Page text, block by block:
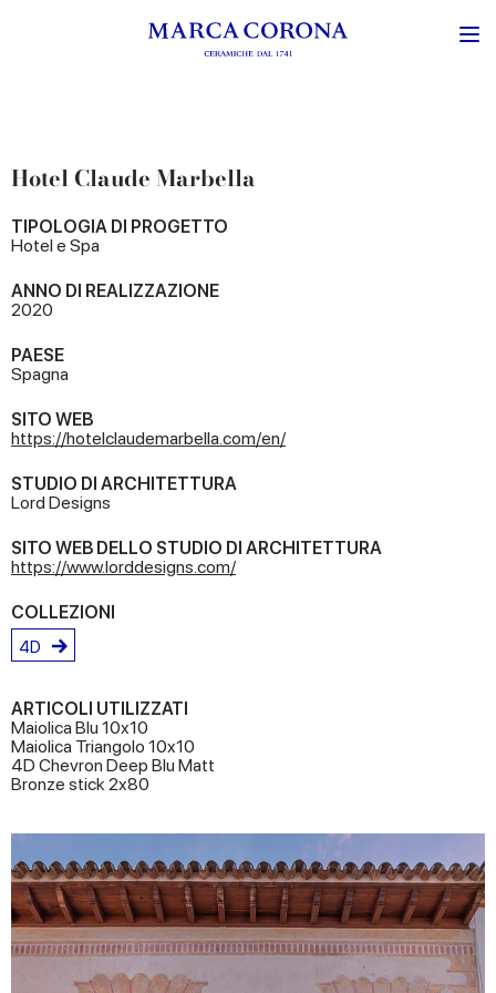
Hotel Claude Marbella
TIPOLOGIA DI PROGETTO
Hotel e Spa
ANNO DI REALIZZAZIONE
2020
PAESE
Spagna
SITO WEB
https://hotelclaudemarbella.com/en/
STUDIO DI ARCHITETTURA
Lord Designs
SITO WEB DELLO STUDIO DI ARCHITETTURA
https://www.lorddesigns.com/
COLLEZIONI
4D
ARTICOLI UTILIZZATI
Maiolica Blu 10x10
Maiolica Triangolo 10x10
4D Chevron Deep Blu Matt
Bronze stick 2x80